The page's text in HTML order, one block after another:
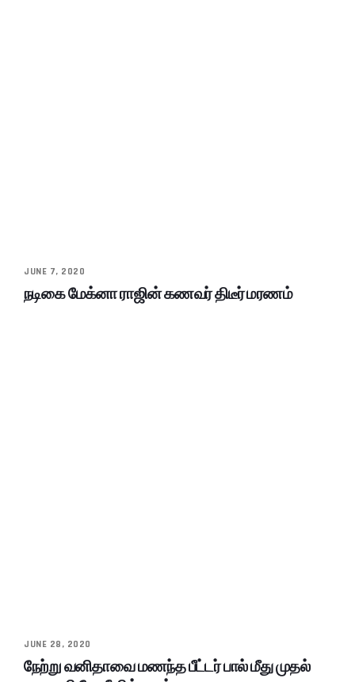
JUNE 7, 2020
நடிகை மேக்னா ராஜின் கணவர் திடீர் மரணம்
JUNE 28, 2020
நேற்று வனிதாவை மணந்த பீட்டர் பால் மீது முதல்